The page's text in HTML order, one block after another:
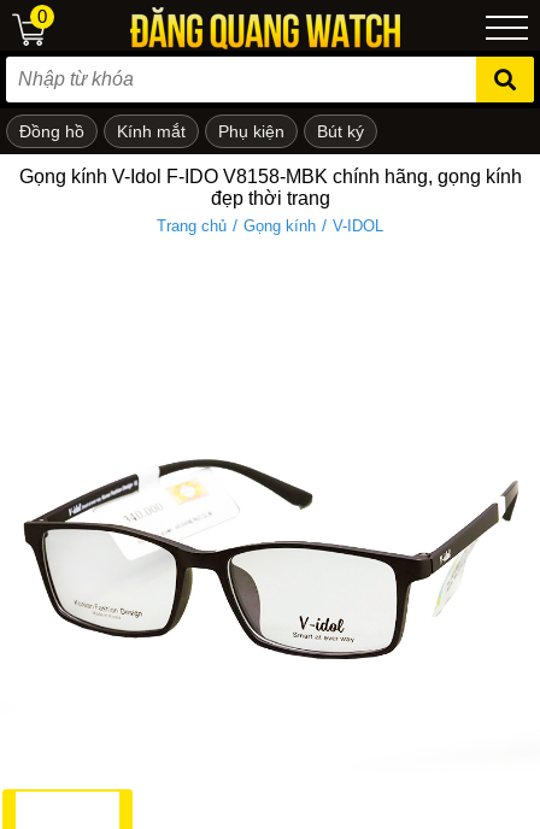
em
0
Đồng hồ Kính mắt Phụ kiện Bút ký
Gọng kính V-Idol F-IDO V8158-MBK chính hãng, gọng kính
đẹp thời trang
Trang chủ / Gọng kính / V-IDOL